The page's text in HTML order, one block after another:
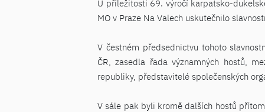
U příležitosti 69. výročí karpatsko-
MO v Praze Na Valech uskutečnilo
V čestném předsednictvu tohoto
ČR, zasedla řada významných hostů,
republiky, představitelé společenských
V sále pak byli kromě dalších hostů